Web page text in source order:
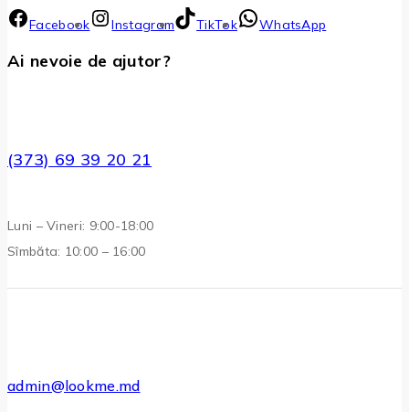
Facebook Instagram TikTok WhatsApp
Ai nevoie de ajutor?
(373) 69 39 20 21
Luni – Vineri: 9:00-18:00
Sîmbăta: 10:00 – 16:00
admin@lookme.md